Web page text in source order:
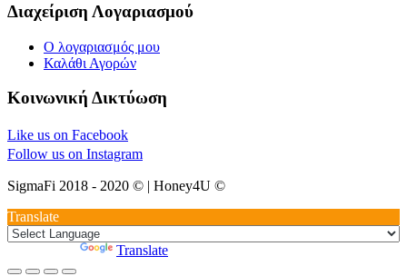
Διαχείριση Λογαριασμού
Ο λογαριασμός μου
Καλάθι Αγορών
Κοινωνική Δικτύωση
Like us on Facebook
Follow us on Instagram
SigmaFi 2018 - 2020 © | Honey4U ©
Translate
Translate